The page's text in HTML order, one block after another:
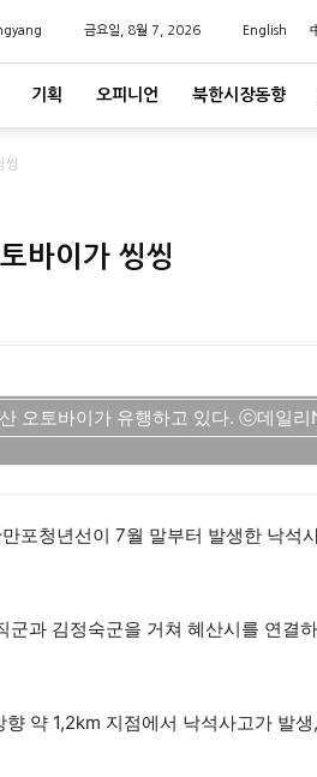
금요일, 8월 7, 2026 English
기획 오피니언 북한시장동향
씽
바이가 씽씽
오토바이가 유행하고 있다. ⓒ데일리
포청년선이 7월 말부터 발생한 낙석
과 김정숙군을 거쳐 혜산시를 연결
약 1,2km 지점에서 낙석사고가 발